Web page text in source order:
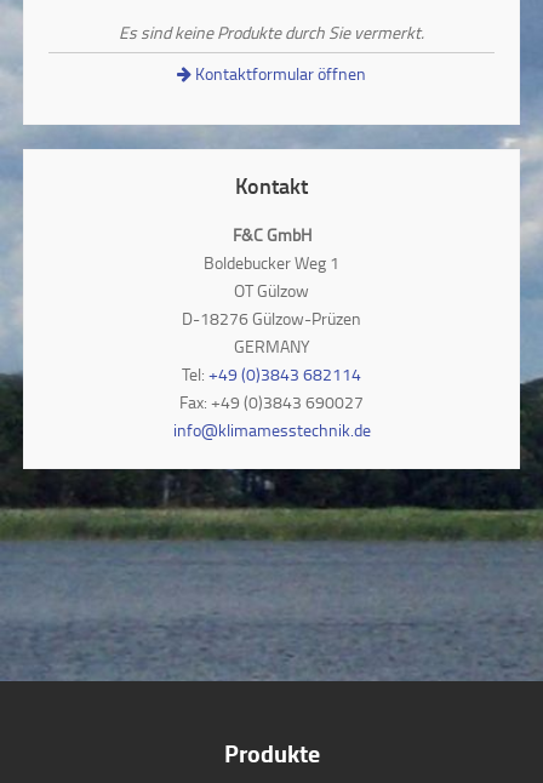
Es sind keine Produkte durch Sie vermerkt.
Kontaktformular öffnen
Kontakt
F&C GmbH
Boldebucker Weg 1
OT Gülzow
D-18276 Gülzow-Prüzen
GERMANY
Tel: +49 (0)3843 682114
Fax: +49 (0)3843 690027
info@klimamesstechnik.de
Produkte